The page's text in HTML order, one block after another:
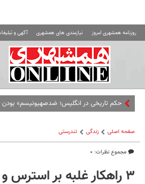
روزنامه همشهری امروز نیازمندی های همشهری آگهی و
حکم تاریخی در انگلیس؛ ضدصهیونیسم» بودن
صفحه اصلی زندگی تندرستی
مجموع نظرات: ۰
۳ راهکار غلبه بر استرس و نگرانی